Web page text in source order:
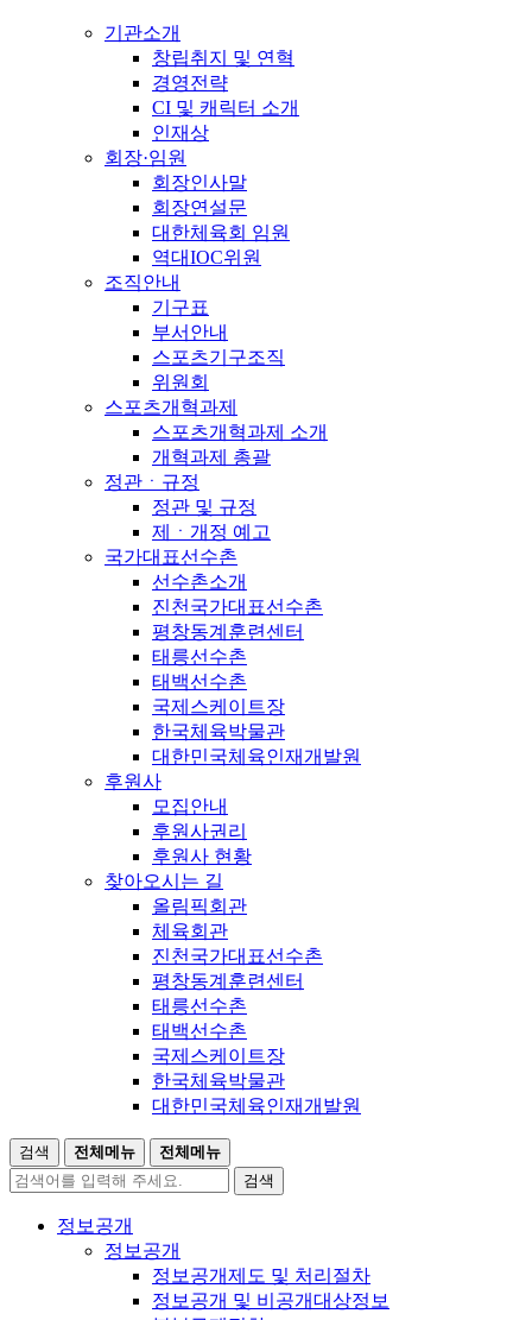
기관소개
창립취지 및 연혁
경영전략
CI 및 캐릭터 소개
인재상
회장·임원
회장인사말
회장연설문
대한체육회 임원
역대IOC위원
조직안내
기구표
부서안내
스포츠기구조직
위원회
스포츠개혁과제
스포츠개혁과제 소개
개혁과제 총괄
정관ㆍ규정
정관 및 규정
제ㆍ개정 예고
국가대표선수촌
선수촌소개
진천국가대표선수촌
평창동계훈련센터
태릉선수촌
태백선수촌
국제스케이트장
한국체육박물관
대한민국체육인재개발원
후원사
모집안내
후원사권리
후원사 현황
찾아오시는 길
올림픽회관
체육회관
진천국가대표선수촌
평창동계훈련센터
태릉선수촌
태백선수촌
국제스케이트장
한국체육박물관
대한민국체육인재개발원
검색 전체메뉴
전체메뉴
검색
정보공개
정보공개
정보공개제도 및 처리절차
정보공개 및 비공개대상정보